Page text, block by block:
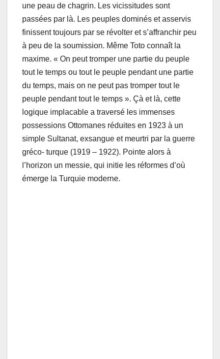
une peau de chagrin. Les vicissitudes sont
passées par là. Les peuples dominés et asservis
finissent toujours par se révolter et s’affranchir peu
à peu de la soumission. Même Toto connaît la
maxime. « On peut tromper une partie du peuple
tout le temps ou tout le peuple pendant une partie
du temps, mais on ne peut pas tromper tout le
peuple pendant tout le temps ». Çà et là, cette
logique implacable a traversé les immenses
possessions Ottomanes réduites en 1923 à un
simple Sultanat, exsangue et meurtri par la guerre
gréco- turque (1919 – 1922). Pointe alors à
l’horizon un messie, qui initie les réformes d’où
émerge la Turquie moderne.